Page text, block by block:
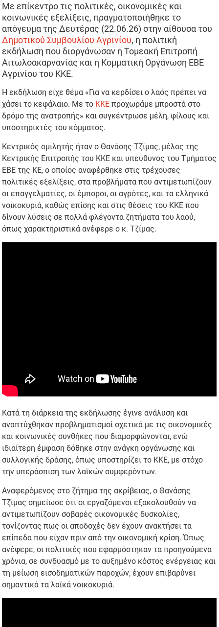
Με επίκεντρο τις πολιτικές, οικονομικές και
κοινωνικές εξελίξεις, πραγματοποιήθηκε το
απόγευμα της Δευτέρας (22.06.26) στην αίθουσα του
Δημοτικού Συμβουλίου Αγρινίου, η πολιτική
εκδήλωση που διοργάνωσαν η Τομεακή Επιτροπή
Αιτωλοακαρνανίας και η Κομματική Οργάνωση ΕΒΕ
Αγρινίου του ΚΚΕ.
Η εκδήλωση είχε θέμα «Για να κερδίσει ο λαός πρέπει να
χάσει το κεφάλαιο. Με το ΚΚΕ προχωράμε μπροστά στο
δρόμο της ανατροπής» και συγκέντρωσε μέλη, φίλους και
υποστηρικτές του κόμματος.
Κεντρικός ομιλητής ήταν ο Θανάσης Τζίμας, μέλος της
Κεντρικής Επιτροπής του ΚΚΕ και υπεύθυνος του Τμήματος
ΕΒΕ της ΚΕ, ο οποίος αναφέρθηκε στις τρέχουσες
πολιτικές εξελίξεις, στα προβλήματα που αντιμετωπίζουν
οι επαγγελματίες, οι έμποροι, οι αγρότες, και τα ελληνικά
νοικοκυριά, καθώς επίσης και στις θέσεις του ΚΚΕ που
δίνουν λύσεις σε πολλά φλέγοντα ζητήματα του λαού,
όπως χαρακτηριστικά ανέφερε ο κ. Τζίμας.
Κατά τη διάρκεια της εκδήλωσης έγινε ανάλυση και
αναπτύχθηκαν προβληματισμοί σχετικά με τις οικονομικές
και κοινωνικές συνθήκες που διαμορφώνονται, ενώ
ιδιαίτερη έμφαση δόθηκε στην ανάγκη οργάνωσης και
συλλογικής δράσης, όπως υποστηρίζει το ΚΚΕ, με στόχο
την υπεράσπιση των λαϊκών συμφερόντων.
Αναφερόμενος στο ζήτημα της ακρίβειας, ο Θανάσης
Τζίμας σημείωσε ότι οι εργαζόμενοι εξακολουθούν να
αντιμετωπίζουν σοβαρές οικονομικές δυσκολίες,
τονίζοντας πως οι αποδοχές δεν έχουν ανακτήσει τα
επίπεδα που είχαν πριν από την οικονομική κρίση. Όπως
ανέφερε, οι πολιτικές που εφαρμόστηκαν τα προηγούμενα
χρόνια, σε συνδυασμό με το αυξημένο κόστος ενέργειας και
τη μείωση εισοδηματικών παροχών, έχουν επιβαρύνει
σημαντικά τα λαϊκά νοικοκυριά.